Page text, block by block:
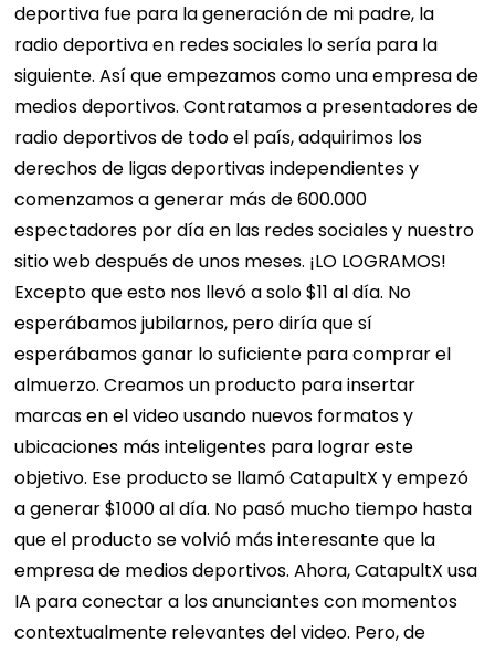
deportiva fue para la generación de mi padre, la
radio deportiva en redes sociales lo sería para la
siguiente. Así que empezamos como una empresa de
medios deportivos. Contratamos a presentadores de
radio deportivos de todo el país, adquirimos los
derechos de ligas deportivas independientes y
comenzamos a generar más de 600.000
espectadores por día en las redes sociales y nuestro
sitio web después de unos meses. ¡LO LOGRAMOS!
Excepto que esto nos llevó a solo $11 al día. No
esperábamos jubilarnos, pero diría que sí
esperábamos ganar lo suficiente para comprar el
almuerzo. Creamos un producto para insertar
marcas en el video usando nuevos formatos y
ubicaciones más inteligentes para lograr este
objetivo. Ese producto se llamó CatapultX y empezó
a generar $1000 al día. No pasó mucho tiempo hasta
que el producto se volvió más interesante que la
empresa de medios deportivos. Ahora, CatapultX usa
IA para conectar a los anunciantes con momentos
contextualmente relevantes del video. Pero, de